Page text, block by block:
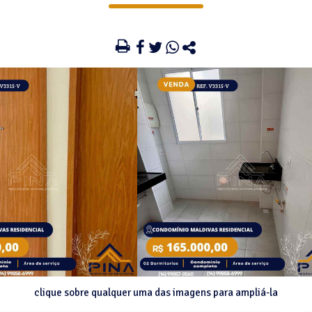
clique sobre qualquer uma das imagens para ampliá-la